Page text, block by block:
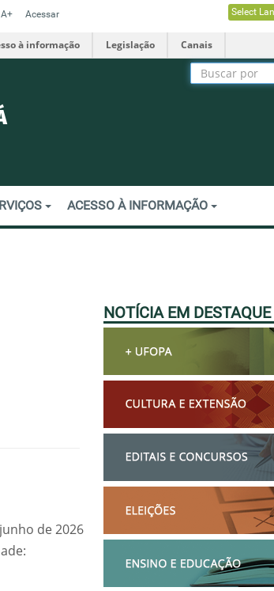
A+ Acessar Select
à informação Legislação Canais
ACESSO À INFORMAÇÃO
de 2026
NOTÍCIA EM DESTAQUE